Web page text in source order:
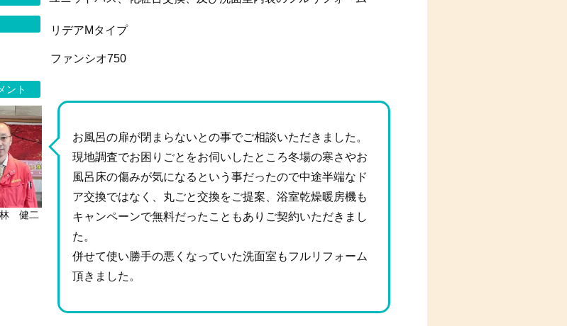
リデアMタイプ
ファンシオ750
ント
林 健二
お風呂の扉が閉まらないとの事でご相談いただきました。
現地調査でお困りごとをお伺いしたところ冬場の寒さやお
風呂床の傷みが気になるという事だったので中途半端なド
ア交換ではなく、丸ごと交換をご提案、浴室乾燥暖房機も
キャンペーンで無料だったこともありご契約いただきまし
た。
併せて使い勝手の悪くなっていた洗面室もフルリフォーム
頂きました。